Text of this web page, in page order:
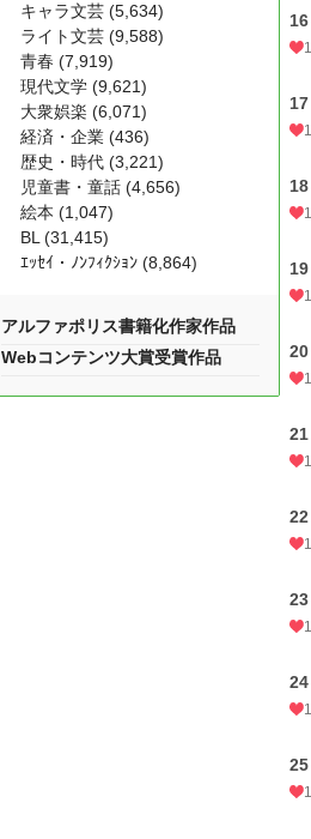
16
17
18
20
21
22
23
24
25
キャラ文芸 (5,634)
ライト文芸 (9,588)
青春 (7,919)
現代文学 (9,621)
大衆娯楽 (6,071)
経済・企業 (436)
歴史・時代 (3,221)
児童書・童話 (4,656)
絵本 (1,047)
BL (31,415)
ｴｯｾｲ・ﾉﾝﾌｨｸｼｮﾝ (8,864)
アルファポリス書籍化作家作品
Webコンテンツ大賞受賞作品